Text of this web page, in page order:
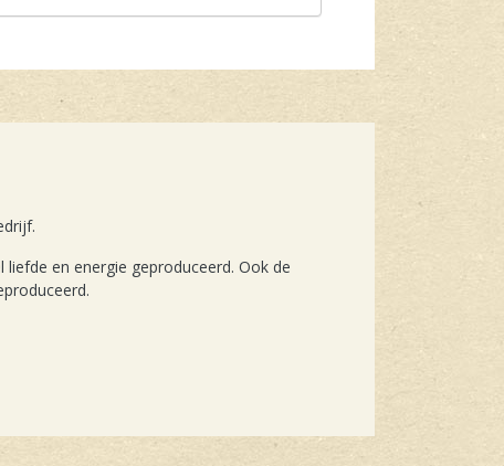
en energie geproduceerd. Ook de